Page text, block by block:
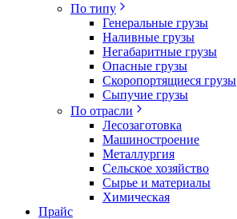
По типу
Генеральные грузы
Наливные грузы
Негабаритные грузы
Опасные грузы
Скоропортящиеся грузы
Сыпучие грузы
По отрасли
Лесозаготовка
Машиностроение
Металлургия
Сельское хозяйство
Сырье и материалы
Химическая
Прайс